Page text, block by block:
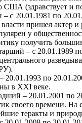
США (здравствует и
– с 20.01.1981 по
власти пришел актер
у
получить
– с 20.01.1989
20.01.1993 по
в XXI веке.
– 20.01.2001 по
своего времени. На
теракты и